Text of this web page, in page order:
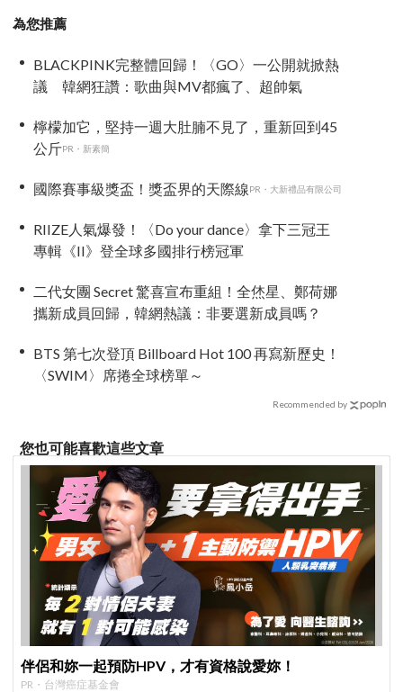
為您推薦
BLACKPINK完整體回歸！〈GO〉一公開就掀熱
議 韓網狂讚：歌曲與MV都瘋了、超帥氣
檸檬加它，堅持一週大肚腩不見了，重新回到45
公斤PR・新素簡
國際賽事級獎盃！獎盃界的天際線PR・大新禮品有限公司
RIIZE人氣爆發！〈Do your dance〉拿下三冠王
專輯《II》登全球多國排行榜冠軍
二代女團 Secret 驚喜宣布重組！全烋星、鄭荷娜
攜新成員回歸，韓網熱議：非要選新成員嗎？
BTS 第七次登頂 Billboard Hot 100 再寫新歷史！
〈SWIM〉席捲全球榜單～
Recommended by
您也可能喜歡這些文章
伴侶和妳一起預防HPV，才有資格說愛妳！
PR・台灣癌症基金會